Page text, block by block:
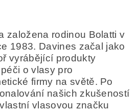
založena rodinou Bolatti v
1983. Davines začal jako
vyrábějící produkty
o vlasy pro
firmy na světě. Po
našich zkušeností
vlasovou značku